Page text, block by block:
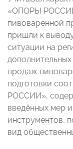
«ОПОРЫ
пивоваренной
пришли к
ситуации на
продаж
подготовки
РОССИИ»,
введённых мер
инструментов,
вид